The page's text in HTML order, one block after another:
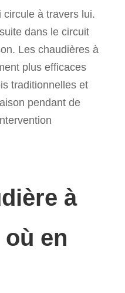
à travers lui.
dans le circuit
Les chaudières à
plus efficaces
traditionnelles et
pendant de
à
en